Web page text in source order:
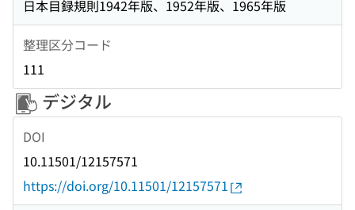
日本目録規則1942年版、1952年版、1965年版
整理区分コード
111
デジタル
DOI
10.11501/12157571
https://doi.org/10.11501/12157571